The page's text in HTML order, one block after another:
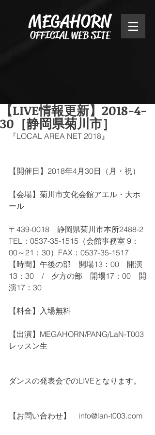
MEGAHORN
OFFICIAL WEB SITE
【LIVE情報更新】2018-4-
30［静岡県菊川市］
『LOCAL AREA NET 2018』
【開催日】2018年4月30日（月・祝）
【会場】菊川市文化会館アエル・大ホ
ール
〒439-0018　静岡県菊川市本所2488-2
TEL：0537-35-1515（会館事務室 9：
00～21：30）FAX：0537-35-1517
【時間】午後の部　開場13：00　開演
13：30　/　夕方の部　開場17：00　開
演17：30
【料金】入場無料
【出演】MEGAHORN/PANG/LaN-T003
レッスン生
ダンスの発表会でのLIVEとなります。
【お問い合わせ】　info@lan-t003.com